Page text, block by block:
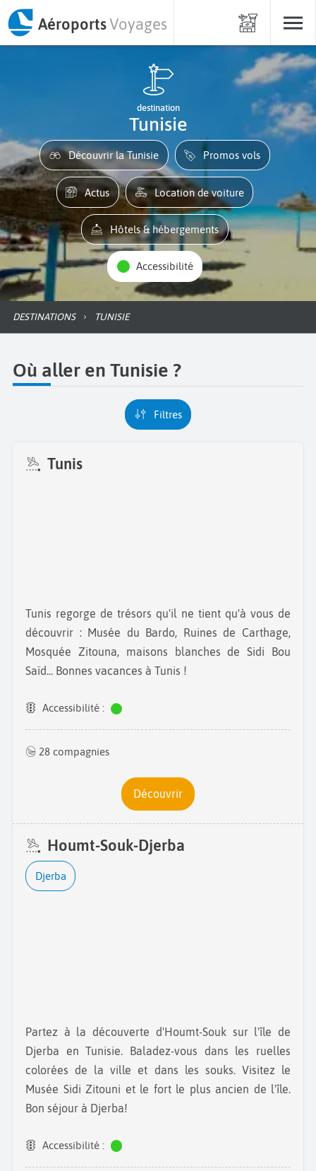
AéroportsVoyages
destination
Tunisie
Découvrir la Tunisie Promos vols
Actus Location de voiture
Hôtels & hébergements
Accessibilité
DESTINATIONS TUNISIE
Où aller en Tunisie ?
Filtres
Tunis
Tunis regorge de trésors qu'il ne tient qu'à vous de
découvrir : Musée du Bardo, Ruines de Carthage,
Mosquée Zitouna, maisons blanches de Sidi Bou
Saïd... Bonnes vacances à Tunis !
Accessibilité :
28 compagnies
Découvrir
Houmt-Souk-Djerba
Djerba
Partez à la découverte d'Houmt-Souk sur l'île de
Djerba en Tunisie. Baladez-vous dans les ruelles
colorées de la ville et dans les souks. Visitez le
Musée Sidi Zitouni et le fort le plus ancien de l'île.
Bon séjour à Djerba!
Accessibilité :